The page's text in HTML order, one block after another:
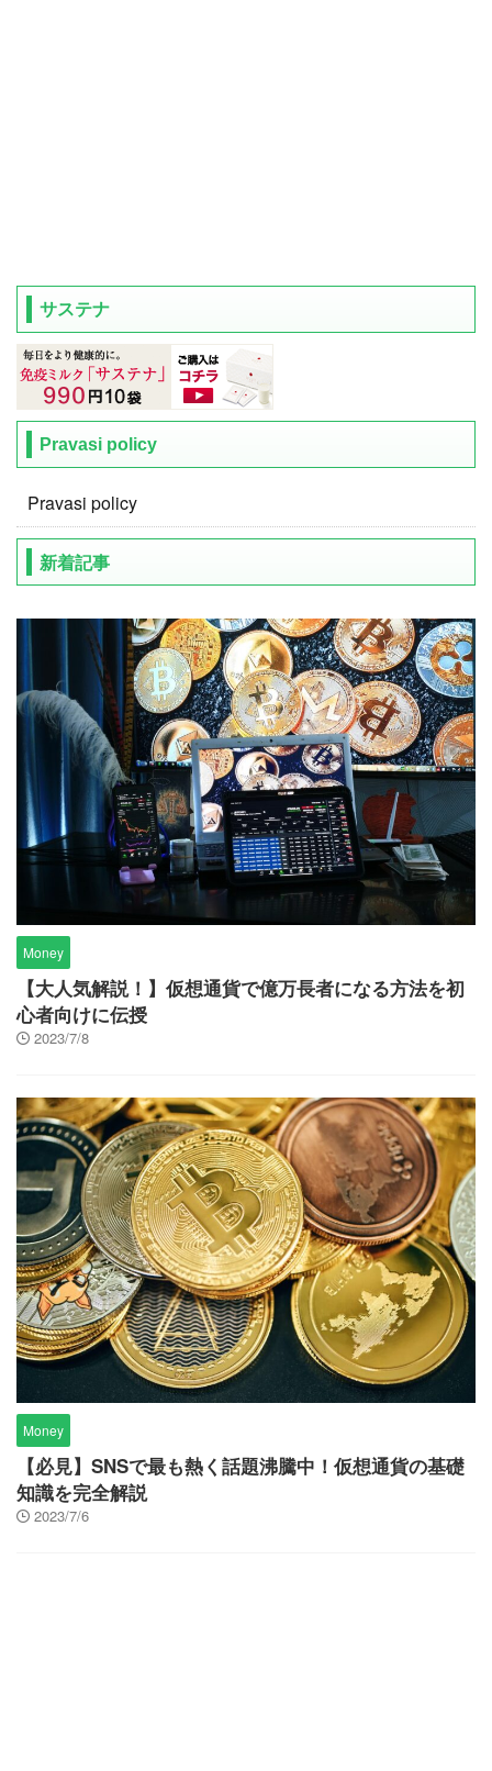
サステナ
Pravasi policy
Pravasi policy
新着記事
Money
【大人気解説！】仮想通貨で億万長者になる方法を初
心者向けに伝授
2023/7/8
Money
【必見】SNSで最も熱く話題沸騰中！仮想通貨の基礎
知識を完全解説
2023/7/6